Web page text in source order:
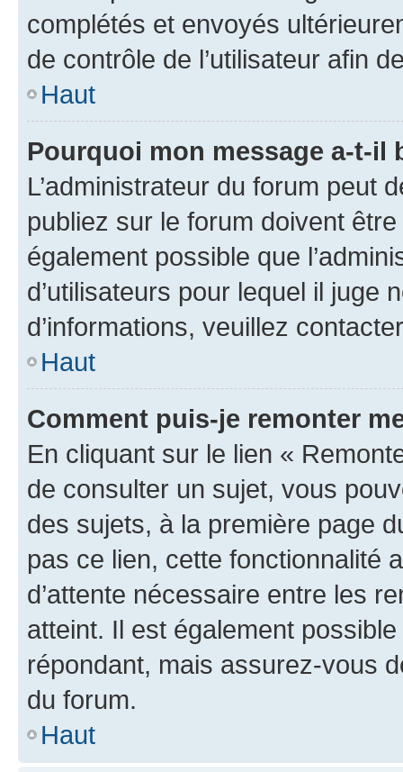
complétés et envoyés
de contrôle de l’utilisateur afin
Haut
Pourquoi mon message a-t-il
L’administrateur du forum peut
publiez sur le forum doivent
également possible que
d’utilisateurs pour lequel il juge
d’informations, veuillez
Haut
Comment puis-je remonter
En cliquant sur le lien «
de consulter un sujet, vous
des sujets, à la première page
pas ce lien, cette fonctionnalité
d’attente nécessaire entre les
atteint. Il est également
répondant, mais assurez-vous
du forum.
Haut